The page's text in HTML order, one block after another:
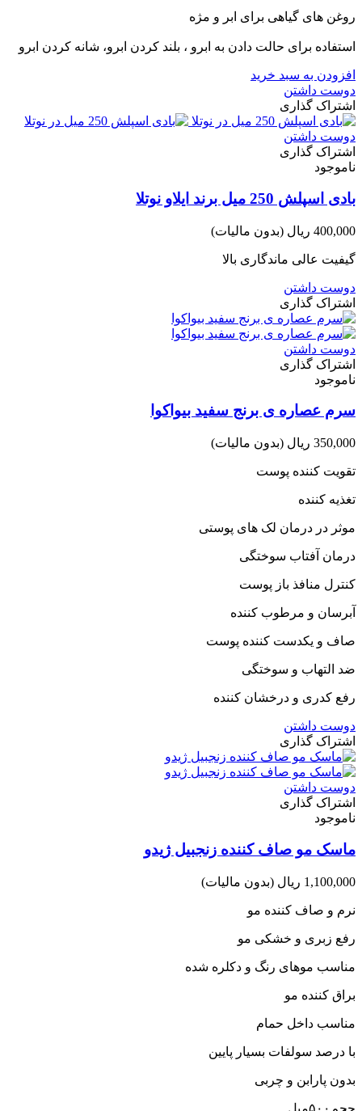
روغن های گیاهی برای ابر و مژه
استفاده برای حالت دادن به ابرو ، بلند کردن ابرو، شانه کردن ابرو
افزودن به سبد خرید
دوست داشتن
اشتراک گذاری
دوست داشتن
اشتراک گذاری
ناموجود
بادی اسپلش 250 میل برند ایلاو نوتلا
400,000 ریال (بدون مالیات)
گیفیت عالی ماندگاری بالا
دوست داشتن
اشتراک گذاری
دوست داشتن
اشتراک گذاری
ناموجود
سرم عصاره ی برنج سفید بیواکوا
350,000 ریال (بدون مالیات)
تقویت کننده پوست
تغذیه کننده
موثر در درمان لک های پوستی
درمان آفتاب سوختگی
کنترل منافذ باز پوست
آبرسان و مرطوب کننده
صاف و یکدست کننده پوست
ضد التهاب و سوختگی
رفع کدری و درخشان کننده
دوست داشتن
اشتراک گذاری
دوست داشتن
اشتراک گذاری
ناموجود
ماسک مو صاف کننده زنجبیل ژیدو
1,100,000 ریال (بدون مالیات)
نرم و صاف کننده مو
رفع زبری و خشکی مو
مناسب موهای رنگ و دکلره شده
براق کننده مو
مناسب داخل حمام
با درصد سولفات بسیار پایین
بدون پارابن و چربی
حجم۵۰۰میل